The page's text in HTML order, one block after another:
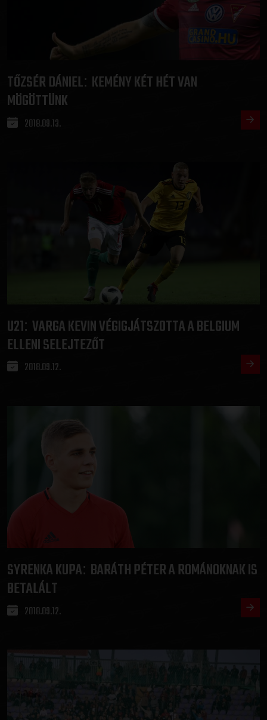
TŐZSÉR DÁNIEL: KEMÉNY KÉT HÉT VAN
MÖGÖTTÜNK
2018.09.13.
U21: VARGA KEVIN VÉGIGJÁTSZOTTA A BELGIUM
ELLENI SELEJTEZŐT
2018.09.12.
SYRENKA KUPA: BARÁTH PÉTER A ROMÁNOKNAK IS
BETALÁLT
2018.09.12.